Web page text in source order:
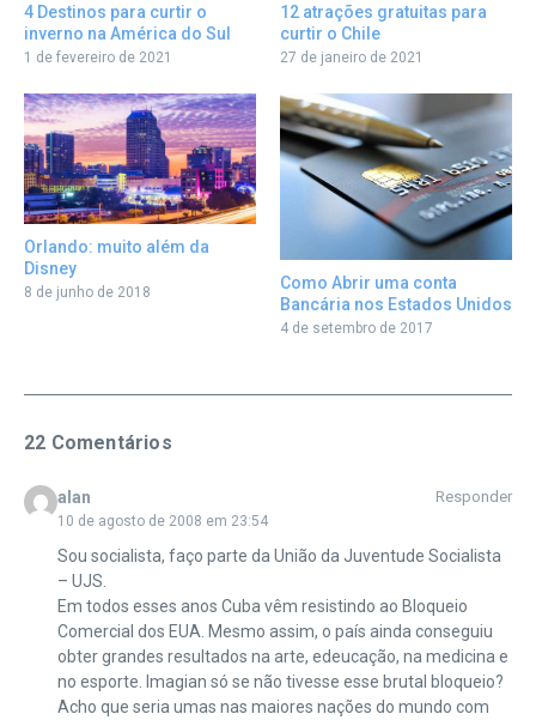
4 Destinos para curtir o
inverno na América do Sul
1 de fevereiro de 2021
12 atrações gratuitas para
curtir o Chile
27 de janeiro de 2021
Orlando: muito além da
Disney
8 de junho de 2018
Como Abrir uma conta
Bancária nos Estados Unidos
4 de setembro de 2017
22 Comentários
alan
10 de agosto de 2008 em 23:54
Responder
Sou socialista, faço parte da União da Juventude Socialista
– UJS.
Em todos esses anos Cuba vêm resistindo ao Bloqueio
Comercial dos EUA. Mesmo assim, o país ainda conseguiu
obter grandes resultados na arte, edeucação, na medicina e
no esporte. Imagian só se não tivesse esse brutal bloqueio?
Acho que seria umas nas maiores nações do mundo com